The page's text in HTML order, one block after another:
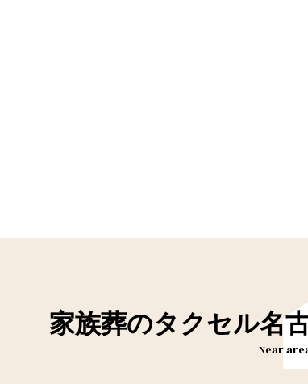
家族葬のタクセル名
Near